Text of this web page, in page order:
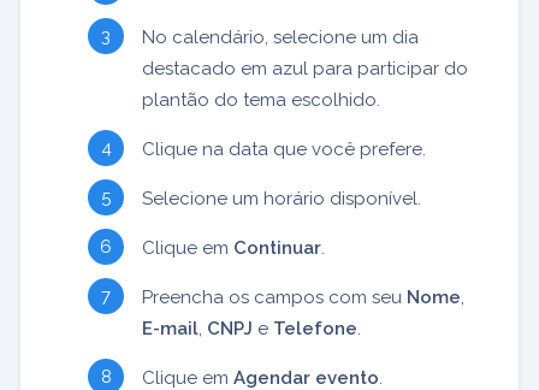
No calendário, selecione um dia
destacado em azul para participar do
plantão do tema escolhido.
Clique na data que você prefere.
Selecione um horário disponível.
Clique em Continuar.
Preencha os campos com seu Nome,
E-mail, CNPJ e Telefone.
Clique em Agendar evento.